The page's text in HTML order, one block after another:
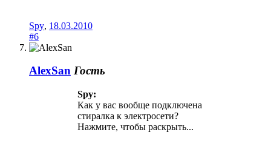
Spy, 18.03.2010
#6
AlexSan Гость
Spy:
Как у вас вообще подключена
стиралка к электросети?
Нажмите, чтобы раскрыть...